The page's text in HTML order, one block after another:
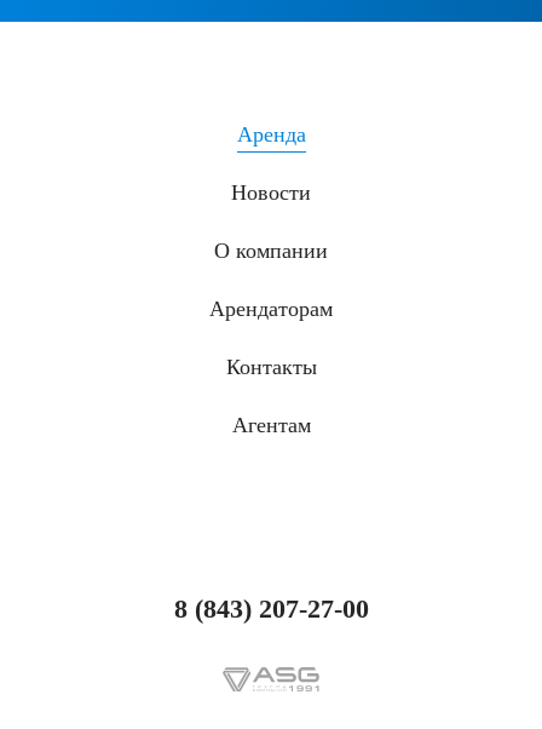
Аренда
Новости
О компании
Арендаторам
Контакты
Агентам
8 (843) 207-27-00